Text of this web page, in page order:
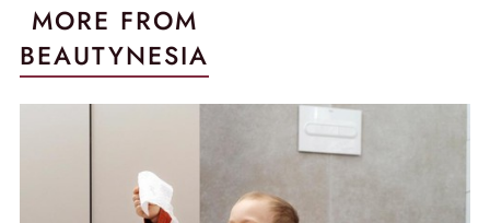
MORE FROM
BEAUTYNESIA